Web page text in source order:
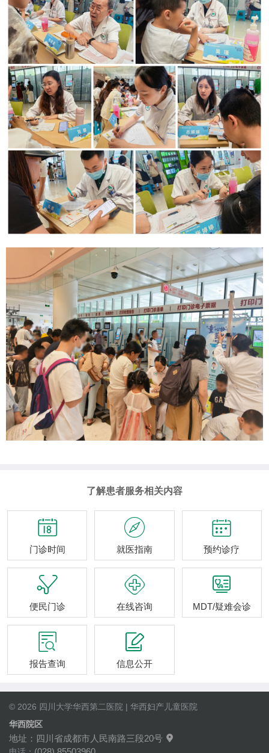
了解患者服务相关内容

门诊时间

就医指南

预约诊疗

便民门诊

在线咨询

MDT/疑难会诊

报告查询

信息公开
© 2026 四川大学华西第二医院 | 华西妇产儿童医院
华西院区
地址：四川省成都市人民南路三段20号 